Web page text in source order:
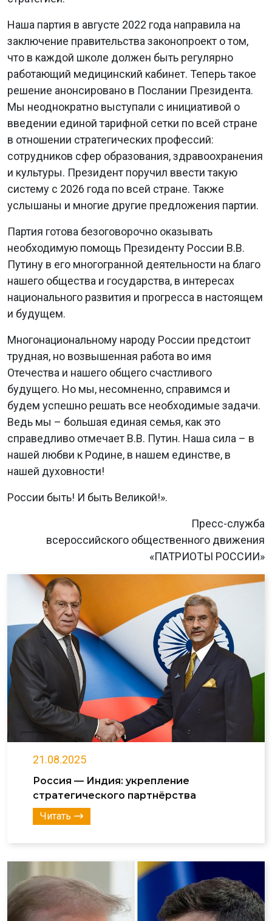
Наша партия в августе 2022 года направила на
заключение правительства законопроект о том,
что в каждой школе должен быть регулярно
работающий медицинский кабинет. Теперь такое
решение анонсировано в Послании Президента.
Мы неоднократно выступали с инициативой о
введении единой тарифной сетки по всей стране
в отношении стратегических профессий:
сотрудников сфер образования, здравоохранения
и культуры. Президент поручил ввести такую
систему с 2026 года по всей стране. Также
услышаны и многие другие предложения партии.
Партия готова безоговорочно оказывать
необходимую помощь Президенту России В.В.
Путину в его многогранной деятельности на благо
нашего общества и государства, в интересах
национального развития и прогресса в настоящем
и будущем.
Многонациональному народу России предстоит
трудная, но возвышенная работа во имя
Отечества и нашего общего счастливого
будущего. Но мы, несомненно, справимся и
будем успешно решать все необходимые задачи.
Ведь мы – большая единая семья, как это
справедливо отмечает В.В. Путин. Наша сила – в
нашей любви к Родине, в нашем единстве, в
нашей духовности!
России быть! И быть Великой!».
Пресс-служба
всероссийского общественного движения
«ПАТРИОТЫ РОССИИ»
21.08.2025
Россия — Индия: укрепление
стратегического партнёрства
Читать